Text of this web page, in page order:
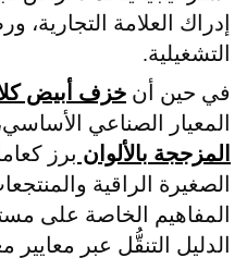
إدراك العلامة التجارية،
التشغيلية.
في حين أن خزف أبيض
المعيار الصناعي
المزججة بالألوان برز
الصغيرة الراقية
المفاهيم الخاصة على
الدليل التنقُّل عبر